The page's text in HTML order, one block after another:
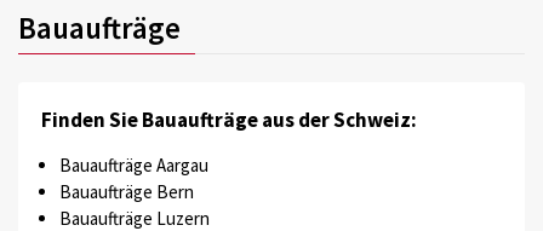
Bauaufträge
Finden Sie Bauaufträge aus der Schweiz:
Bauaufträge Aargau
Bauaufträge Bern
Bauaufträge Luzern